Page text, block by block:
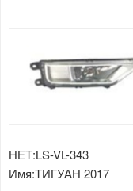
НЕТ:LS-VL-343
Имя:ТИГУАН 2017